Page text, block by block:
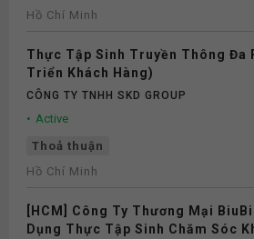
Hồ Chí Minh
Thực Tập Sinh Truyền Thông Đa
Triển Khách Hàng)
CÔNG TY TNHH SKD GROUP
Active
Thoả thuận
Hồ Chí Minh
[HCM] Công Ty Thương Mại
Dụng Thực Tập Sinh Chăm Sóc